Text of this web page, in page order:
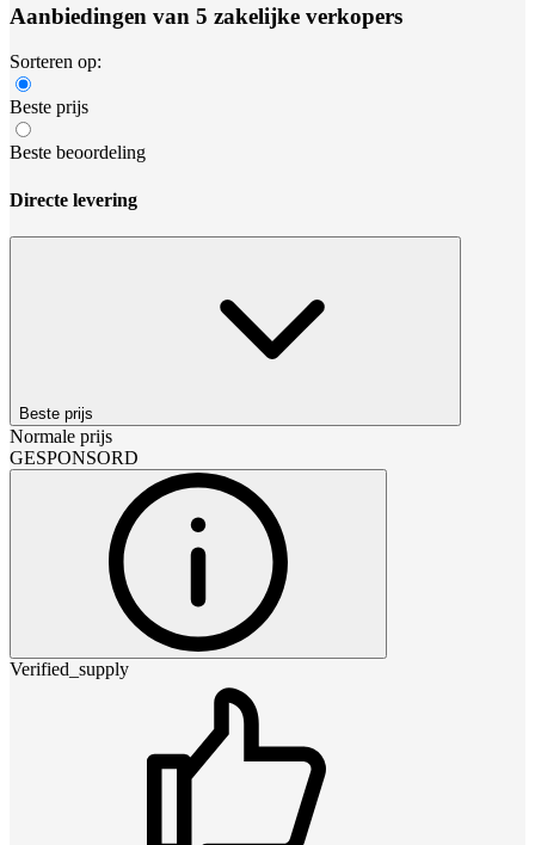
Aanbiedingen van 5 zakelijke verkopers
Sorteren op:
Beste prijs
Beste beoordeling
Directe levering
Beste prijs
Normale prijs
GESPONSORD
Verified_supply